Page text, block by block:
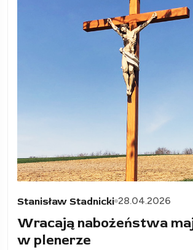
Stanisław Stadnicki 28.04.2026
Wracają nabożeństwa
w plenerze